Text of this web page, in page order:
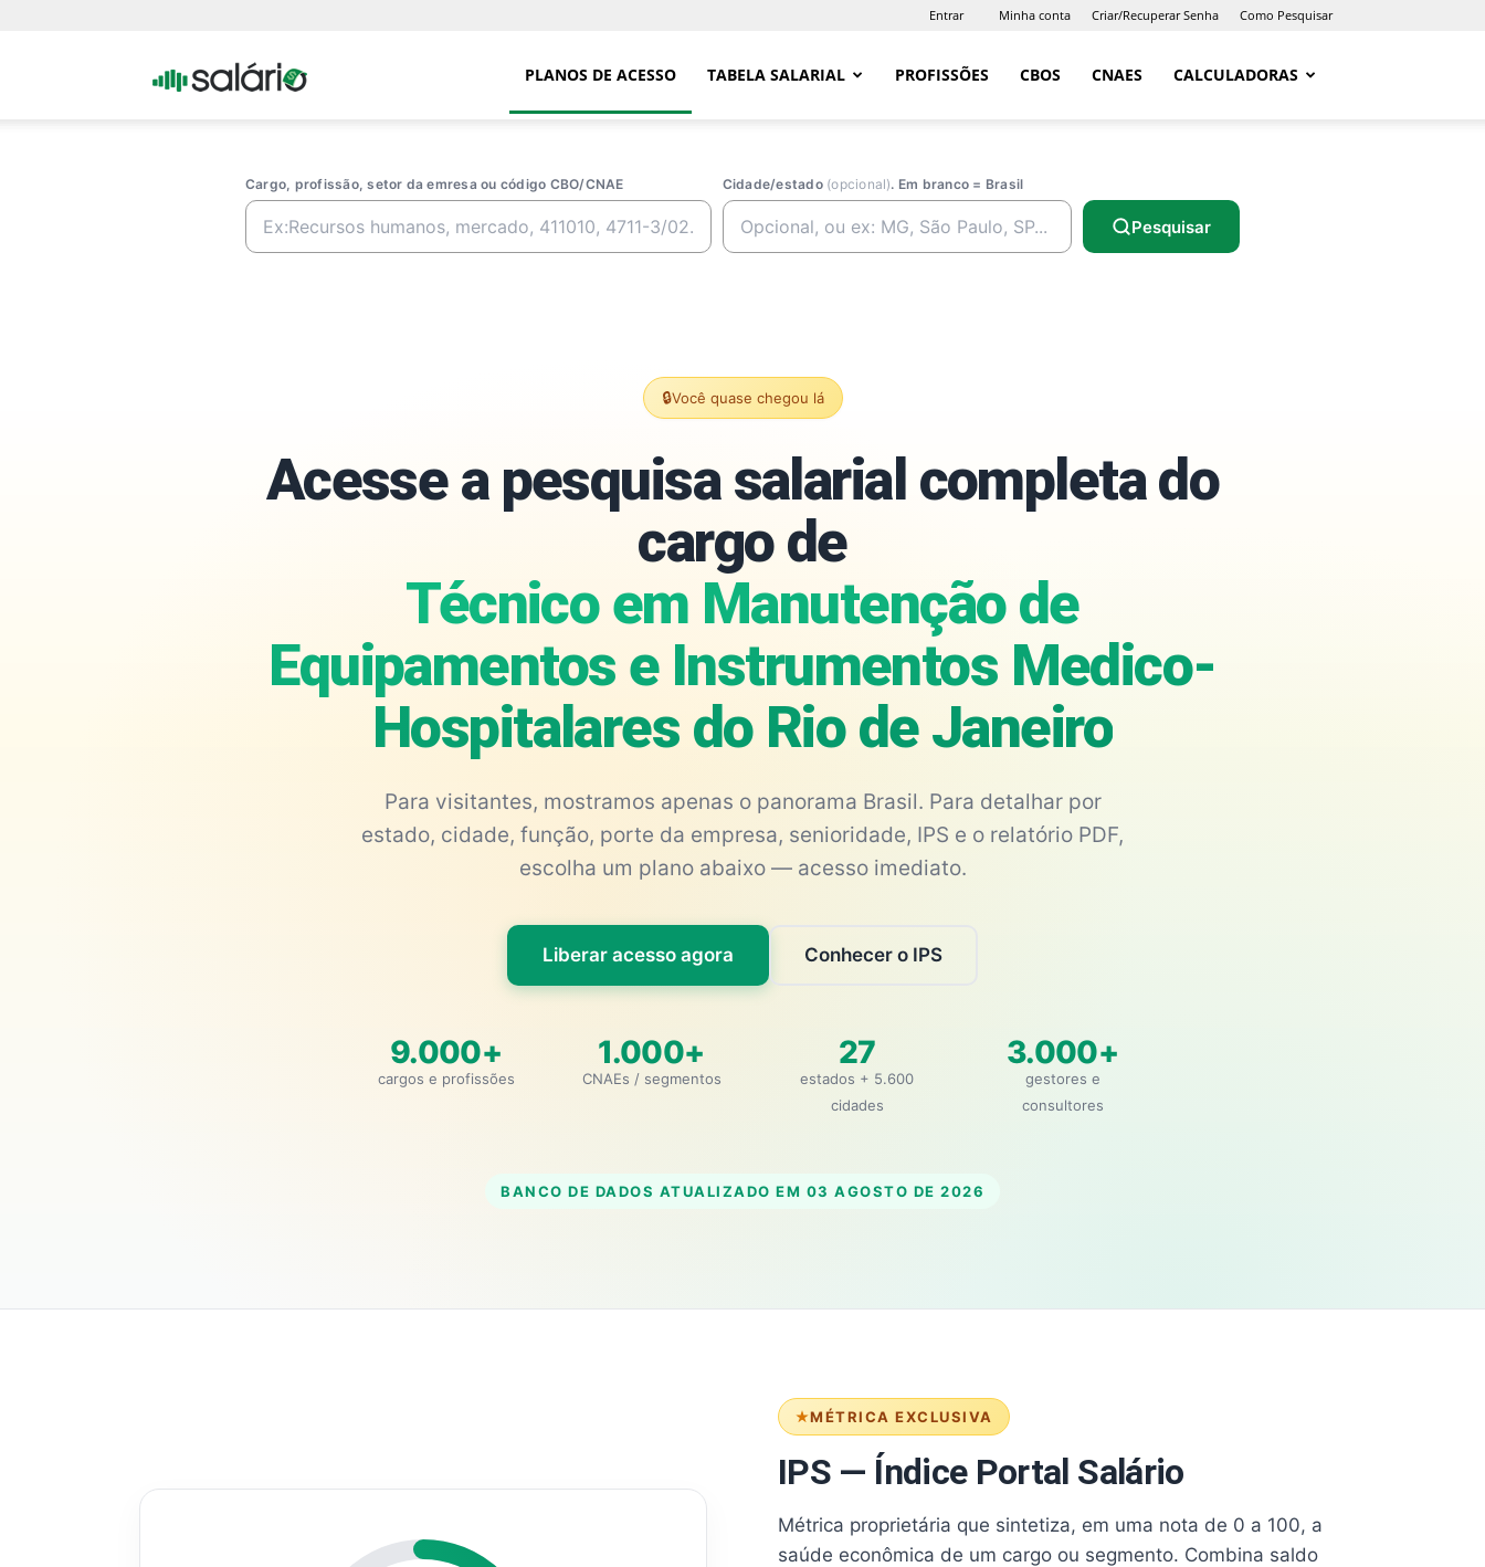
Entrar Minha conta Criar/Recuperar Senha Como Pesquisar
Portal PLANOS DE ACESSO TABELA SALARIAL PROFISSÕES CBOS CNAES CALCULADORAS
Cargo, profissão, setor da emresa ou código CBO/CNAE Cidade/estado (opcional). Em branco = Brasil
Pesquisar
🔒Você quase chegou lá
Acesse a pesquisa salarial completa do
cargo de
Técnico em Manutenção de
Equipamentos e Instrumentos Medico-
Hospitalares do Rio de Janeiro
Para visitantes, mostramos apenas o panorama Brasil. Para detalhar por
estado, cidade, função, porte da empresa, senioridade, IPS e o relatório PDF,
escolha um plano abaixo — acesso imediato.
Liberar acesso agora Conhecer o IPS
9.000+
cargos e profissões
1.000+
CNAEs / segmentos
27
estados + 5.600
cidades
3.000+
gestores e
consultores
BANCO DE DADOS ATUALIZADO EM 03 AGOSTO DE 2026
MÉTRICA EXCLUSIVA
IPS — Índice Portal Salário
Métrica proprietária que sintetiza, em uma nota de 0 a 100, a
saúde econômica de um cargo ou segmento. Combina saldo